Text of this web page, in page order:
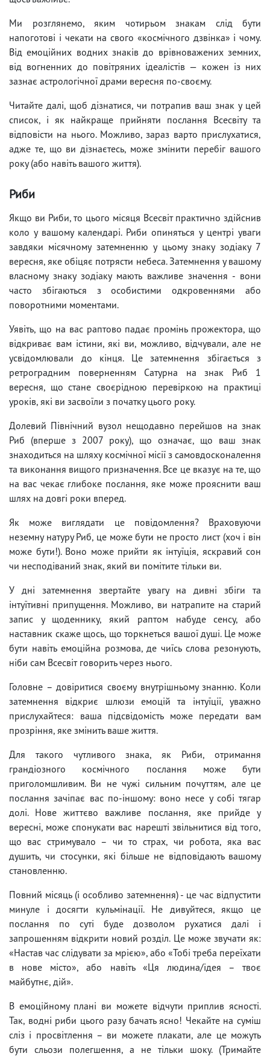
Ми розглянемо, яким чотирьом знакам слід бути
напоготові і чекати на свого «космічного дзвінка» і чому.
Від емоційних водних знаків до врівноважених земних,
від вогненних до повітряних ідеалістів — кожен із них
зазнає астрологічної драми вересня по-своєму.
Читайте далі, щоб дізнатися, чи потрапив ваш знак у цей
список, і як найкраще прийняти послання Всесвіту та
відповісти на нього. Можливо, зараз варто прислухатися,
адже те, що ви дізнаєтесь, може змінити перебіг вашого
року (або навіть вашого життя).
Риби
Якщо ви Риби, то цього місяця Всесвіт практично здійснив
коло у вашому календарі. Риби опиняться у центрі уваги
завдяки місячному затемненню у цьому знаку зодіаку 7
вересня, яке обіцяє потрясти небеса. Затемнення у вашому
власному знаку зодіаку мають важливе значення - вони
часто збігаються з особистими одкровеннями або
поворотними моментами.
Уявіть, що на вас раптово падає промінь прожектора, що
відкриває вам істини, які ви, можливо, відчували, але не
усвідомлювали до кінця. Це затемнення збігається з
ретроградним поверненням Сатурна на знак Риб 1
вересня, що стане своєрідною перевіркою на практиці
уроків, які ви засвоїли з початку цього року.
Долевий Північний вузол нещодавно перейшов на знак
Риб (вперше з 2007 року), що означає, що ваш знак
знаходиться на шляху космічної місії з самовдосконалення
та виконання вищого призначення. Все це вказує на те, що
на вас чекає глибоке послання, яке може прояснити ваш
шлях на довгі роки вперед.
Як може виглядати це повідомлення? Враховуючи
неземну натуру Риб, це може бути не просто лист (хоч і він
може бути!). Воно може прийти як інтуїція, яскравий сон
чи несподіваний знак, який ви помітите тільки ви.
У дні затемнення звертайте увагу на дивні збіги та
інтуїтивні припущення. Можливо, ви натрапите на старий
запис у щоденнику, який раптом набуде сенсу, або
наставник скаже щось, що торкнеться вашої душі. Це може
бути навіть емоційна розмова, де чиїсь слова резонують,
ніби сам Всесвіт говорить через нього.
Головне – довіритися своєму внутрішньому знанню. Коли
затемнення відкриє шлюзи емоцій та інтуїції, уважно
прислухайтеся: ваша підсвідомість може передати вам
прозріння, яке змінить ваше життя.
Для такого чутливого знака, як Риби, отримання
грандіозного космічного послання може бути
приголомшливим. Ви не чужі сильним почуттям, але це
послання зачіпає вас по-іншому: воно несе у собі тягар
долі. Нове життєво важливе послання, яке прийде у
вересні, може спонукати вас нарешті звільнитися від того,
що вас стримувало – чи то страх, чи робота, яка вас
душить, чи стосунки, які більше не відповідають вашому
становленню.
Повний місяць (і особливо затемнення) - це час відпустити
минуле і досягти кульмінації. Не дивуйтеся, якщо це
послання по суті буде дозволом рухатися далі і
запрошенням відкрити новий розділ. Це може звучати як:
«Настав час слідувати за мрією», або «Тобі треба переїхати
в нове місто», або навіть «Ця людина/ідея – твоє
майбутнє, дій».
В емоційному плані ви можете відчути приплив ясності.
Так, водні риби цього разу бачать ясно! Чекайте на суміш
сліз і просвітлення – ви можете плакати, але це можуть
бути сльози полегшення, а не тільки шоку. (Тримайте